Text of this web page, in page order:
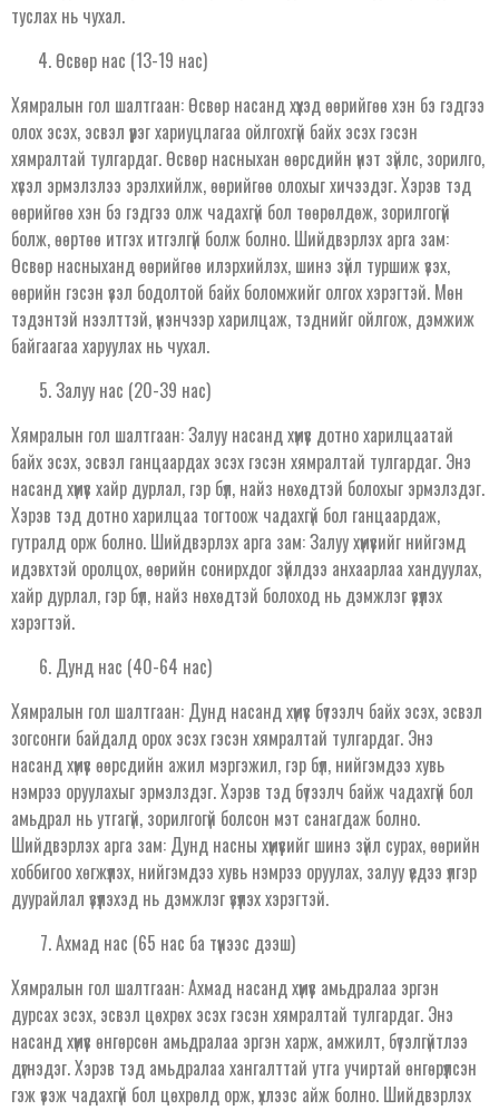
туслах нь чухал.
Өсвөр нас (13-19 нас)
Хямралын гол шалтгаан: Өсвөр насанд хүүхэд өөрийгөө хэн бэ гэдгээ
олох эсэх, эсвэл үүрэг хариуцлагаа ойлгохгүй байх эсэх гэсэн
хямралтай тулгардаг. Өсвөр насныхан өөрсдийн үнэт зүйлс, зорилго,
хүсэл эрмэлзлээ эрэлхийлж, өөрийгөө олохыг хичээдэг. Хэрэв тэд
өөрийгөө хэн бэ гэдгээ олж чадахгүй бол төөрөлдөж, зорилгогүй
болж, өөртөө итгэх итгэлгүй болж болно. Шийдвэрлэх арга зам:
Өсвөр насныханд өөрийгөө илэрхийлэх, шинэ зүйл туршиж үзэх,
өөрийн гэсэн үзэл бодолтой байх боломжийг олгох хэрэгтэй. Мөн
тэдэнтэй нээлттэй, үнэнчээр харилцаж, тэднийг ойлгож, дэмжиж
байгаагаа харуулах нь чухал.
Залуу нас (20-39 нас)
Хямралын гол шалтгаан: Залуу насанд хүмүүс дотно харилцаатай
байх эсэх, эсвэл ганцаардах эсэх гэсэн хямралтай тулгардаг. Энэ
насанд хүмүүс хайр дурлал, гэр бүл, найз нөхөдтэй болохыг эрмэлздэг.
Хэрэв тэд дотно харилцаа тогтоож чадахгүй бол ганцаардаж,
гутралд орж болно. Шийдвэрлэх арга зам: Залуу хүмүүсийг нийгэмд
идэвхтэй оролцох, өөрийн сонирхдог зүйлдээ анхаарлаа хандуулах,
хайр дурлал, гэр бүл, найз нөхөдтэй болоход нь дэмжлэг үзүүлэх
хэрэгтэй.
Дунд нас (40-64 нас)
Хямралын гол шалтгаан: Дунд насанд хүмүүс бүтээлч байх эсэх, эсвэл
зогсонги байдалд орох эсэх гэсэн хямралтай тулгардаг. Энэ
насанд хүмүүс өөрсдийн ажил мэргэжил, гэр бүл, нийгэмдээ хувь
нэмрээ оруулахыг эрмэлздэг. Хэрэв тэд бүтээлч байж чадахгүй бол
амьдрал нь утгагүй, зорилгогүй болсон мэт санагдаж болно.
Шийдвэрлэх арга зам: Дунд насны хүмүүсийг шинэ зүйл сурах, өөрийн
хоббигоо хөгжүүлэх, нийгэмдээ хувь нэмрээ оруулах, залуу үедээ үлгэр
дуурайлал үзүүлэхэд нь дэмжлэг үзүүлэх хэрэгтэй.
Ахмад нас (65 нас ба түүнээс дээш)
Хямралын гол шалтгаан: Ахмад насанд хүмүүс амьдралаа эргэн
дурсах эсэх, эсвэл цөхрөх эсэх гэсэн хямралтай тулгардаг. Энэ
насанд хүмүүс өнгөрсөн амьдралаа эргэн харж, амжилт, бүтэлгүйтлээ
дүгнэдэг. Хэрэв тэд амьдралаа хангалттай утга учиртай өнгөрүүлсэн
гэж үзэж чадахгүй бол цөхрөлд орж, үхлээс айж болно. Шийдвэрлэх